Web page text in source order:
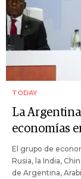
TODAY
La
economías
El grupo de
Rusia, la India,
de Argentina,